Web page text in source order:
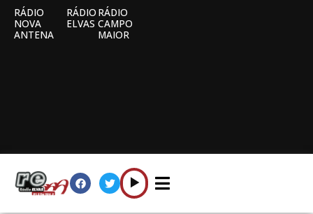
RÁDIO
NOVA
ANTENA
RÁDIO
ELVAS
RÁDIO
CAMPO
MAIOR